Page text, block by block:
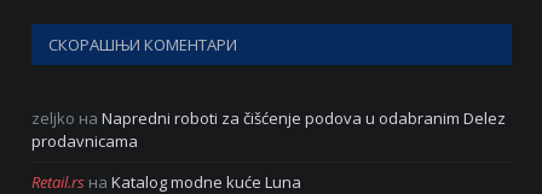
СКОРАШЊИ КОМЕНТАРИ
zeljko на Napredni roboti za čišćenje podova u odabranim Delez
prodavnicama
Retail.rs на Katalog modne kuće Luna